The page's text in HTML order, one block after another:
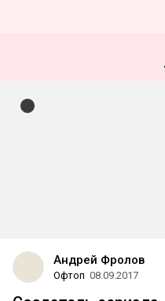
Андрей Фролов
Офтоп 08.09.2017